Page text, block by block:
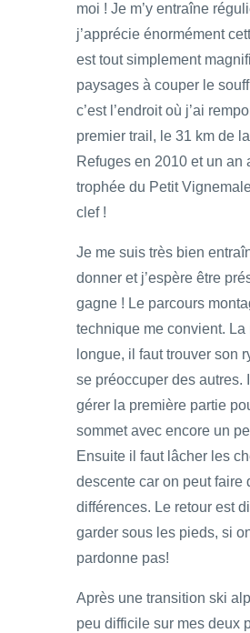
moi ! Je m’y entraîne
j’apprécie énormément
est tout simplement
paysages à couper le
c’est l’endroit où j’ai
premier trail, le 31 km de
Refuges en 2010 et un an
trophée du Petit
clef !
Je me suis très bien
donner et j’espère être
gagne ! Le parcours
technique me convient. La
longue, il faut trouver son
se préoccuper des autres.
gérer la première partie
sommet avec encore un
Ensuite il faut lâcher les
descente car on peut faire
différences. Le retour est
garder sous les pieds, si
pardonne pas!
Après une transition ski
peu difficile sur mes deux